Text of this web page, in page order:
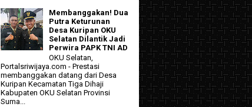
Membanggakan! Dua
Putra Keturunan
Desa Kuripan OKU
Selatan Dilantik Jadi
Perwira PAPK TNI AD
OKU Selatan,
Portalsriwijaya.com - Prestasi
membanggakan datang dari Desa
Kuripan Kecamatan Tiga Dihaji
Kabupaten OKU Selatan Provinsi
Suma...